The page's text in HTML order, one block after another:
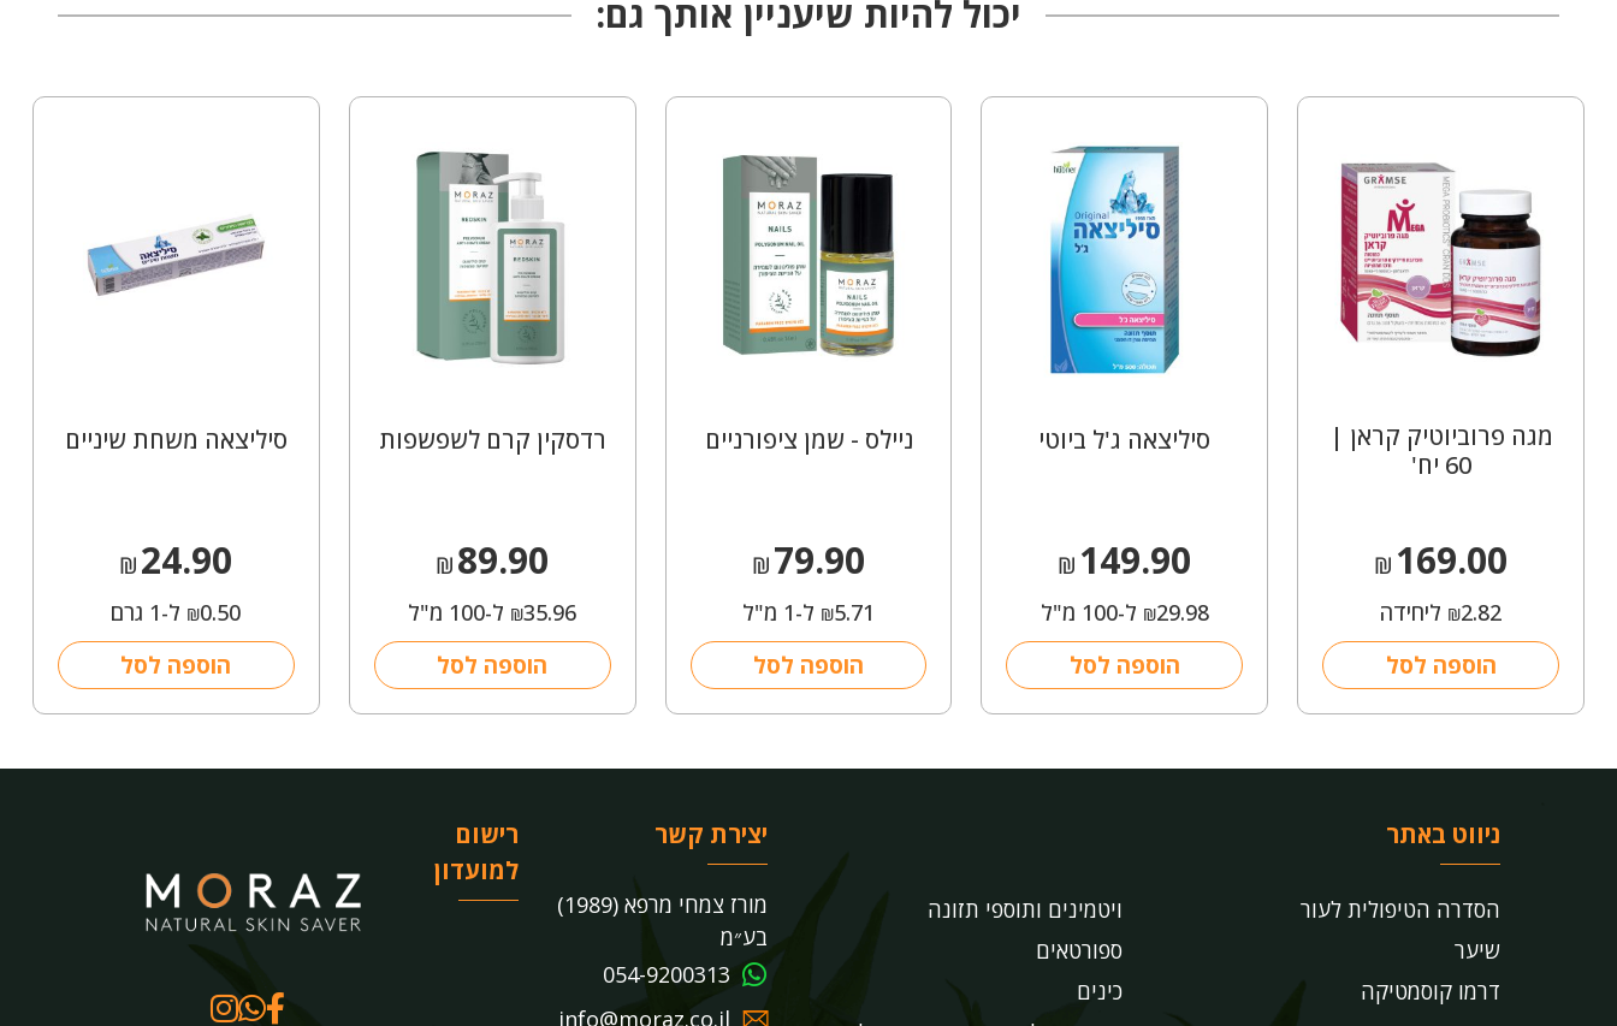
יכול להיות שיעניין אותך גם:
מגה פרוביוטיק קראן |
60 יח'
₪ 169.00
₪2.82 ליחידה
הוספה לסל
סיליצאה ג'ל ביוטי
₪ 149.90
₪29.98 ל-100 מ"ל
הוספה לסל
ניילס - שמן ציפורניים
₪79.90
₪5.71 ל-1 מ"ל
הוספה לסל
רדסקין קרם לשפשפות
₪89.90
₪35.96 ל-100 מ"ל
הוספה לסל
סיליצאה משחת שיניים
₪24.90
₪0.50 ל-1 גרם
הוספה לסל
ניווט באתר
הסדרה הטיפולית לעור
שיער
דרמו קוסמטיקה
ויטמינים ותוספי תזונה
ספורטאים
כינים
יצירת קשר
מורז צמחי מרפא (1989)
בע״מ
054-9200313
info@moraz.co.il
רישום
למועדון